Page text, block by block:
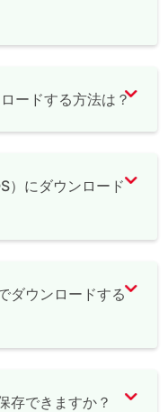
ードする方法は？
）にダウンロード
ダウンロードする
存できますか？